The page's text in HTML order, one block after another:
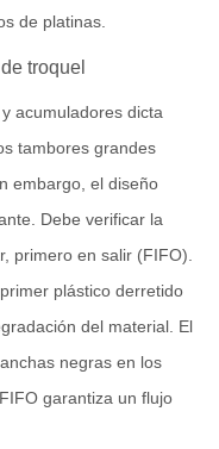
de platinas.
troquel
acumuladores dicta
tambores grandes
embargo, el diseño
Debe verificar la
primero en salir (FIFO).
plástico derretido
del material. El
negras en los
garantiza un flujo